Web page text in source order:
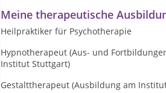
Meine therapeutische
Heilpraktiker für Psychotherapie
Hypnotherapeut (Aus- und
Institut Stuttgart)
Gestalttherapeut (Ausbildung am